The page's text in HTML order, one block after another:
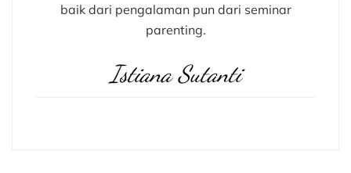
baik dari pengalaman pun dari seminar
parenting.
Istiana Sutanti